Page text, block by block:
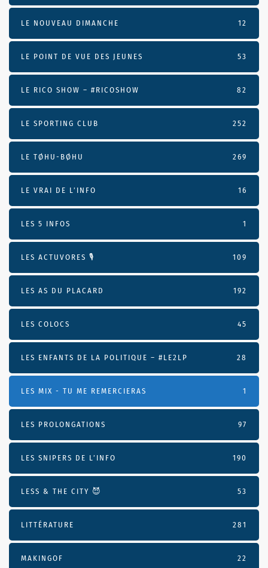
LE NOUVEAU DIMANCHE 12
LE POINT DE VUE DES JEUNES 53
LE RICO SHOW – #RICOSHOW 82
LE SPORTING CLUB 252
LE TØHU-BØHU 269
LE VRAI DE L’INFO 16
LES 5 INFOS 1
LES ACTUVORES 🎙 109
LES AS DU PLACARD 192
LES COLOCS 45
LES ENFANTS DE LA POLITIQUE – #LE2LP 28
LES MIX - TU ME REMERCIERAS 1
LES PROLONGATIONS 97
LES SNIPERS DE L’INFO 190
LESS & THE CITY 😈 53
LITTÉRATURE 281
MAKINGOF 22